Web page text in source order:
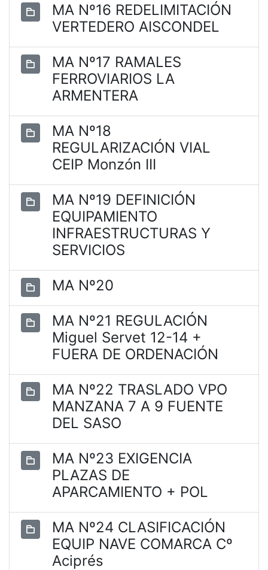
MA Nº16 REDELIMITACIÓN
VERTEDERO AISCONDEL
MA Nº17 RAMALES
FERROVIARIOS LA
ARMENTERA
MA Nº18
REGULARIZACIÓN VIAL
CEIP Monzón III
MA Nº19 DEFINICIÓN
EQUIPAMIENTO
INFRAESTRUCTURAS Y
SERVICIOS
MA Nº20
MA Nº21 REGULACIÓN
Miguel Servet 12-14 +
FUERA DE ORDENACIÓN
MA Nº22 TRASLADO VPO
MANZANA 7 A 9 FUENTE
DEL SASO
MA Nº23 EXIGENCIA
PLAZAS DE
APARCAMIENTO + POL
MA Nº24 CLASIFICACIÓN
EQUIP NAVE COMARCA Cº
Aciprés